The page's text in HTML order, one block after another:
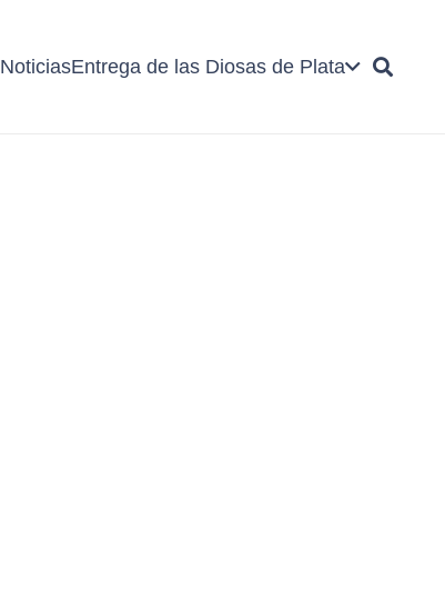
NoticiasEntrega de las Diosas de Plata